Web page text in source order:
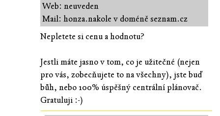
Web: neuveden
Mail: honza.nakole v doméně seznam.cz
Nepletete si cenu a hodnotu?
Jestli máte jasno v tom, co je užitečné (nejen
pro vás, zobecňujete to na všechny), jste buď
bůh, nebo 100% úspěšný centrální plánovač.
Gratuluji :-)